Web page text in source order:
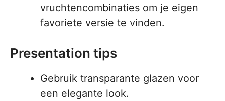
vruchtencombinaties om je eigen
favoriete versie te vinden.
Presentation tips
Gebruik transparante glazen voor
een elegante look.